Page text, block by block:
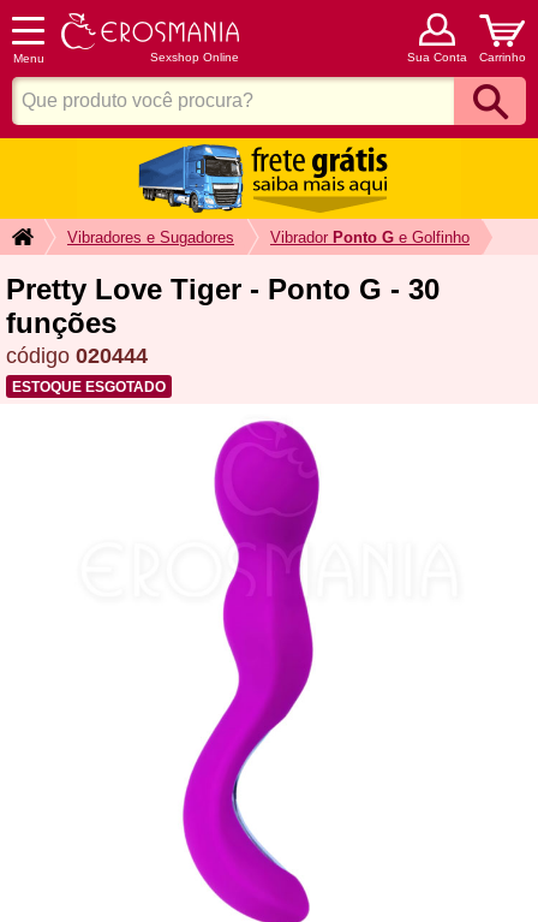
Menu Sexshop Online Sua Conta Carrinho
Vibradores e Sugadores Vibrador Ponto G e Golfinho
Pretty Love Tiger - Ponto G - 30
funções
código 020444
ESTOQUE ESGOTADO